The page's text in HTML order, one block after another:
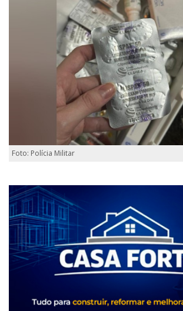
Foto: Polícia Militar